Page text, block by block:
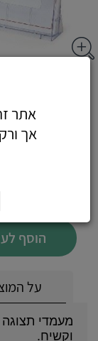
הוסף
על
מעמדי
וקשיח.
אתר
אך